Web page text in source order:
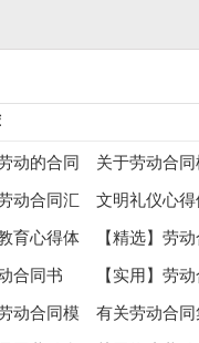
动的合同
关于劳动合
锦五篇
动合同汇
文明礼仪心得
育心得体
【精选】劳
编6篇
合同书
【实用】劳
总九篇
动合同模
有关劳动合